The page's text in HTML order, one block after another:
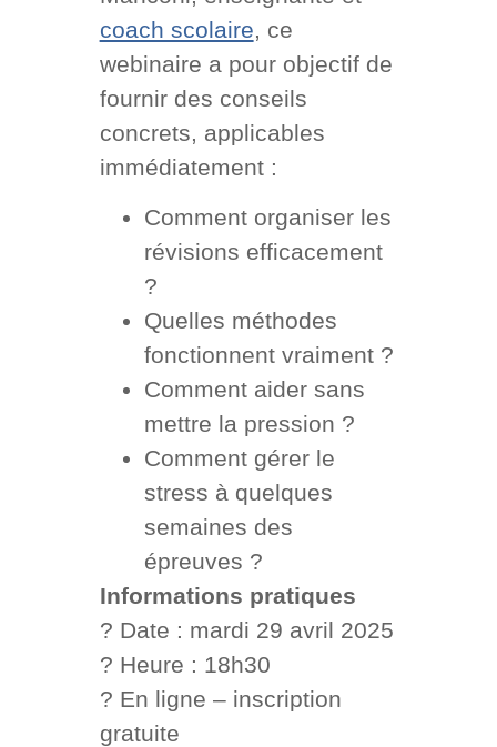
coach scolaire , ce
webinaire a pour objectif de
fournir des conseils
concrets, applicables
immédiatement :
Comment organiser les
révisions efficacement
?
Quelles méthodes
fonctionnent vraiment ?
Comment aider sans
mettre la pression ?
Comment gérer le
stress à quelques
semaines des
épreuves ?
Informations pratiques
? Date : mardi 29 avril 2025
? Heure : 18h30
? En ligne – inscription
gratuite